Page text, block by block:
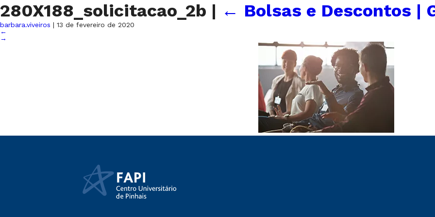
280X188_solicitacao_2b | ← Bolsas e Descontos |
barbara.viveiros | 13 de fevereiro de 2020
←
→